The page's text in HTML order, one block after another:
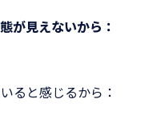
が見えないから：
ると感じるから：